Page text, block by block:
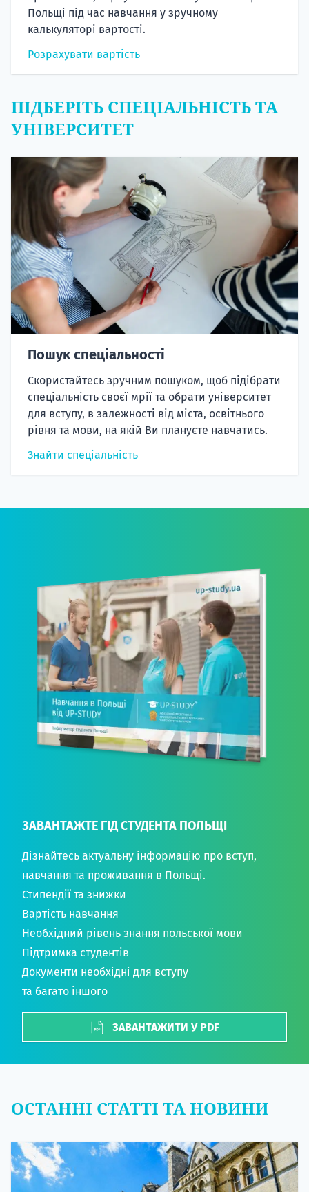
Польщі під час навчання у зручному
калькуляторі вартості.
Розрахувати вартість
ПІДБЕРІТЬ СПЕЦІАЛЬНІСТЬ ТА
УНІВЕРСИТЕТ
Пошук спеціальності
Скористайтесь зручним пошуком, щоб підібрати
спеціальність своєї мрії та обрати університет
для вступу, в залежності від міста, освітнього
рівня та мови, на якій Ви плануєте навчатись.
Знайти спеціальність
ЗАВАНТАЖТЕ ГІД СТУДЕНТА ПОЛЬЩІ
Дізнайтесь актуальну інформацію про вступ,
навчання та проживання в Польщі.
Стипендії та знижки
Вартість навчання
Необхідний рівень знання польської мови
Підтримка студентів
Документи необхідні для вступу
та багато іншого
ЗАВАНТАЖИТИ У PDF
ОСТАННІ СТАТТІ ТА НОВИНИ